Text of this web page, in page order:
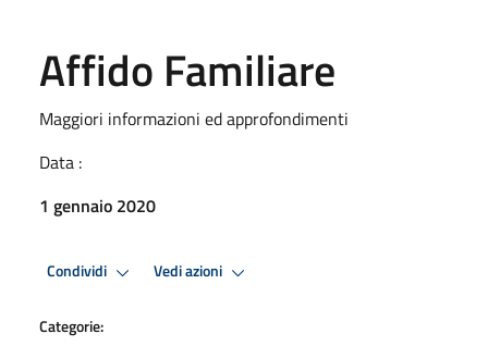
Affido Familiare
Maggiori informazioni ed approfondimenti
Data :
1 gennaio 2020
Condividi Vedi azioni
Categorie: